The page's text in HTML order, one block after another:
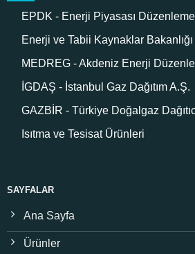
EPDK - Enerji Piyasası
Enerji ve Tabii Kaynaklar Bakanlığı
MEDREG - Akdeniz Enerji
İGDAŞ - İstanbul Gaz Dağıtım A.Ş.
GAZBİR - Türkiye Doğalgaz
Isıtma ve Tesisat Ürünleri
SAYFALAR
Ana Sayfa
Ürünler